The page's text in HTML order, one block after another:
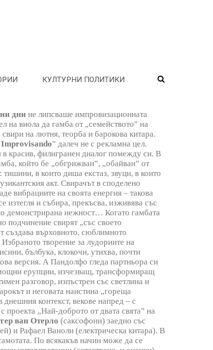
КУЛТУРНИ ПОЛИТИКИ
дни не липсваше импровизационната
на виола да гамба от „семейството” на
свири на лютня, теорба и барокова китара.
” далеч не с рекламна цел.
красив, филигранен диалог помежду си. В
който бе „обгрижван”, „обайван” от
в които диша екстаз, звуци, в които
акт. Свирачът в споделено
вибрациите на своята енергия – такова
изтегля и събира, прекъсва, изживява със
демонстрирана нежност… Когато гамбата
подчинение свирят „със своето
върховното, сюблимното
творение за лудориите на
бълбука, клокочи, утихва, почти
версия. А Пандолфо гледа партньора си
ерупции, изчезващ, трансформиращ
разговор, изпъстрен със светлина и
и неговата наистина „гореща
контекст, векове напред – с
проекта „Най-доброто от двата свята” на
ван Отерло (саксофони) заедно със
и Рафаел Ваноли (електрическа китара). В
По всякакъв начин може да се